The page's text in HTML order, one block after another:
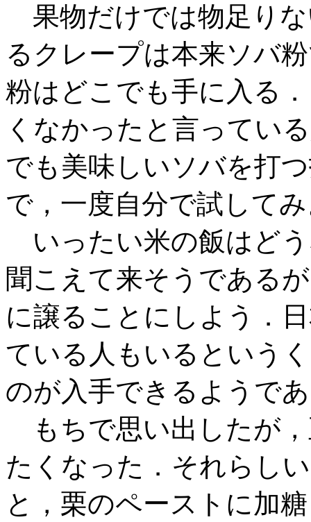
果物だけでは物足り
るクレープは本来ソバ
粉はどこでも手に入る
くなかったと言ってい
でも美味しいソバを打
で，一度自分で試して
いったい米の飯はど
聞こえて来そうである
に譲ることにしよう．
ている人もいるという
のが入手できるようで
もちで思い出したが
たくなった．それらし
と，栗のペーストに加